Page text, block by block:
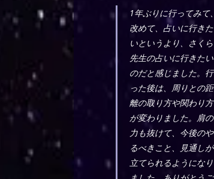
1年ぶりに行ってみて、
改めて、占いに行きた
いというより、さくら
先生の占いに行きたい
のだと感じました。行
った後は、周りとの距
離の取り方や関わり方
が変わりました。肩の
力も抜けて、今後のや
るべきこと、見通しが
立てられるようになり